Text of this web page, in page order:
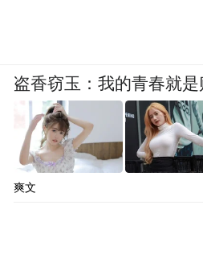
盗香窃玉：我的青春就
爽文